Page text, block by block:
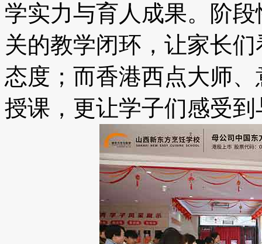
学实力与育人成果。阶
关的教学闭环，让家长
态度；而香港西点大师
授课，更让学子们感受